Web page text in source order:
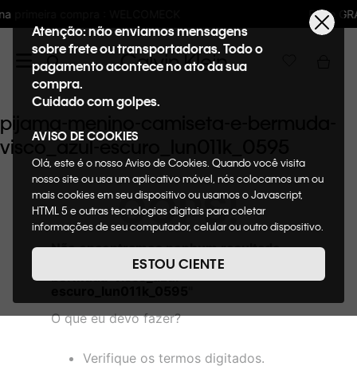
Frete GRÁTIS nas compras acima
Atenção: não enviamos mensagens
sobre frete ou transportadoras. Todo o
pagamento acontece no ato da sua
compra.
Cuidado com golpes.
AVISO DE COOKIES
Olá, este é o nosso Aviso de Cookies. Quando você visita
nosso site ou usa um aplicativo móvel, nós colocamos um ou
mais cookies em seu dispositivo ou usamos o Javascript,
HTML 5 e outras tecnologias digitais para coletar
informações de seu computador, celular ou outro dispositivo.
de cookies, informaremos quais cookies usaremos e quais
suas funções. A forma como processamos os dados
nosso Aviso de Privacidade. Quando você visita nosso site,
consideraremos isso como sua solicitação específica para
entre outros, a capacidade de comprar um item em nossa
ESTOU CIENTE
pijama-menino-camiseta-e-bermuda-
visco_azul-escuro_lun011k_0595
OOPS!
Não encontramos nenhum resultado
pijama-menino-camiseta-e-
bermuda-visco_azul-
O que eu devo fazer?
Verifique os termos digitados.